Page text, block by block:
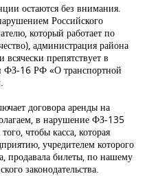
остаются без внимания.
Российского
который работает по
администрация района
всячески препятствует в
ФЗ-16 РФ «О транспортной
договора аренды на
в нарушение ФЗ-135
чтобы касса, которая
учредителем которого
продавала билеты, по нашему
законодательства.